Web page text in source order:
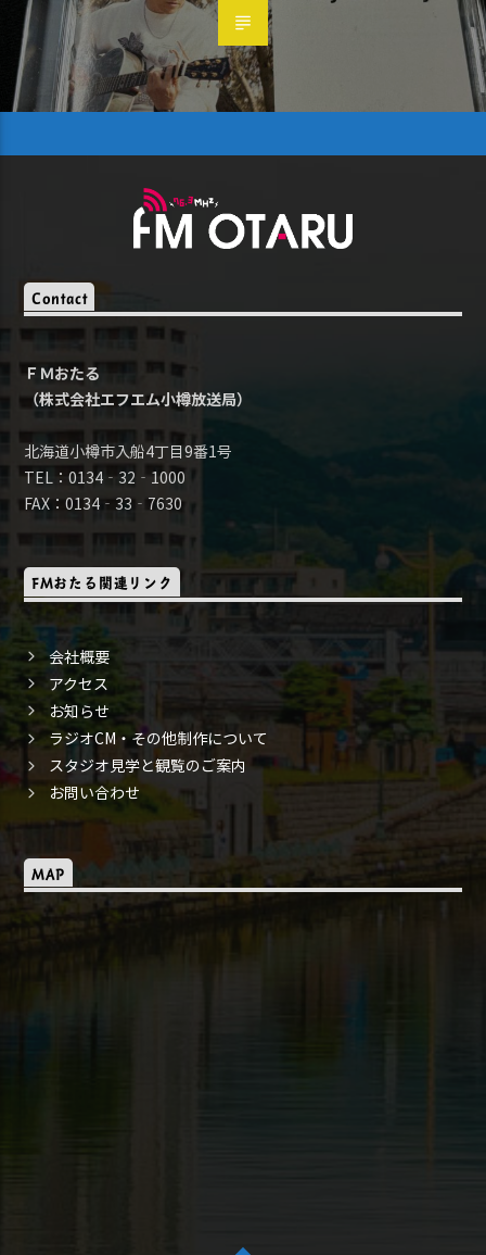
Contact
ＦＭおたる
（株式会社エフエム小樽放送局）
北海道小樽市入船4丁目9番1号
TEL：0134‐32‐1000
FAX：0134‐33‐7630
FMおたる関連リンク
会社概要
アクセス
お知らせ
ラジオCM・その他制作について
スタジオ見学と観覧のご案内
お問い合わせ
MAP